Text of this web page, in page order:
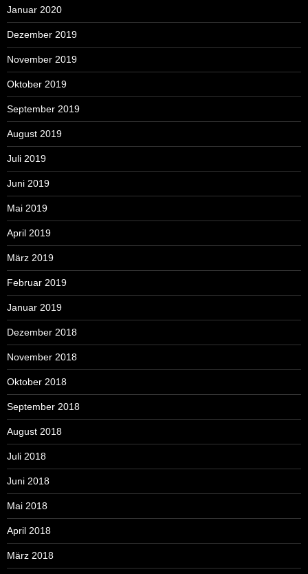
Januar 2020
Dezember 2019
November 2019
Oktober 2019
September 2019
August 2019
Juli 2019
Juni 2019
Mai 2019
April 2019
März 2019
Februar 2019
Januar 2019
Dezember 2018
November 2018
Oktober 2018
September 2018
August 2018
Juli 2018
Juni 2018
Mai 2018
April 2018
März 2018